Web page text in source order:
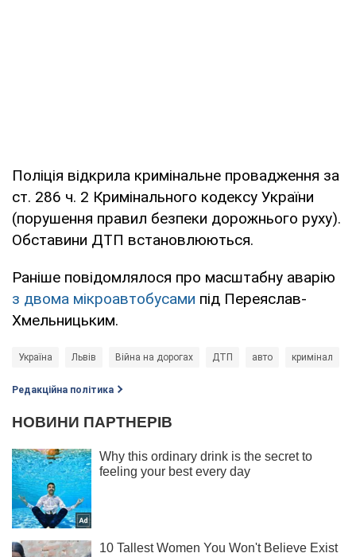
Поліція відкрила кримінальне провадження за
ст. 286 ч. 2 Кримінального кодексу України
(порушення правил безпеки дорожнього руху).
Обставини ДТП встановлюються.
Раніше повідомлялося про масштабну аварію
з двома мікроавтобусами під Переяслав-
Хмельницьким.
Україна Львів Війна на дорогах ДТП авто кримінал
Редакційна політика